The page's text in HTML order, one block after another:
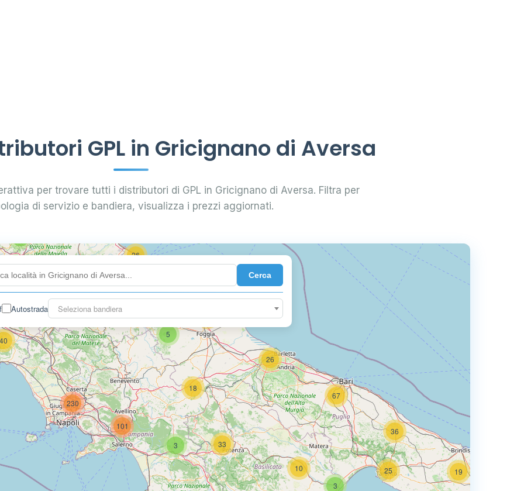
GPL in Gricignano di Aversa
per trovare tutti i distributori di GPL in Gricignano di Aversa. Filtra per
di servizio e bandiera, visualizza i prezzi aggiornati.
Cerca
Autostrada Seleziona bandiera
24
5
14
26
16
64
40
101
230
3
10
3 33
18
25 19
36
26
26
67
0.799 €